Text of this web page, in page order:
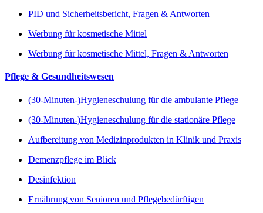
PID und Sicherheitsbericht, Fragen & Antworten
Werbung für kosmetische Mittel
Werbung für kosmetische Mittel, Fragen & Antworten
Pflege & Gesundheitswesen
(30-Minuten-)Hygieneschulung für die ambulante Pflege
(30-Minuten-)Hygieneschulung für die stationäre Pflege
Aufbereitung von Medizinprodukten in Klinik und Praxis
Demenzpflege im Blick
Desinfektion
Ernährung von Senioren und Pflegebedürftigen